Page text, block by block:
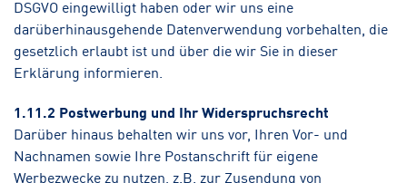
DSGVO eingewilligt haben oder wir uns eine
darüberhinausgehende Datenverwendung vorbehalten, die
gesetzlich erlaubt ist und über die wir Sie in dieser
Erklärung informieren.
1.11.2 Postwerbung und Ihr Widerspruchsrecht
Darüber hinaus behalten wir uns vor, Ihren Vor- und
Nachnamen sowie Ihre Postanschrift für eigene
Werbezwecke zu nutzen, z.B. zur Zusendung von